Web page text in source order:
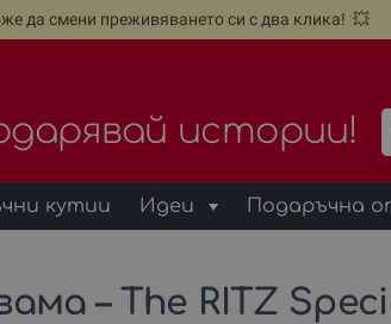
да смени преживяването си с два клика! 💥
истории!
кутии Идеи Подаръчна
– The RITZ